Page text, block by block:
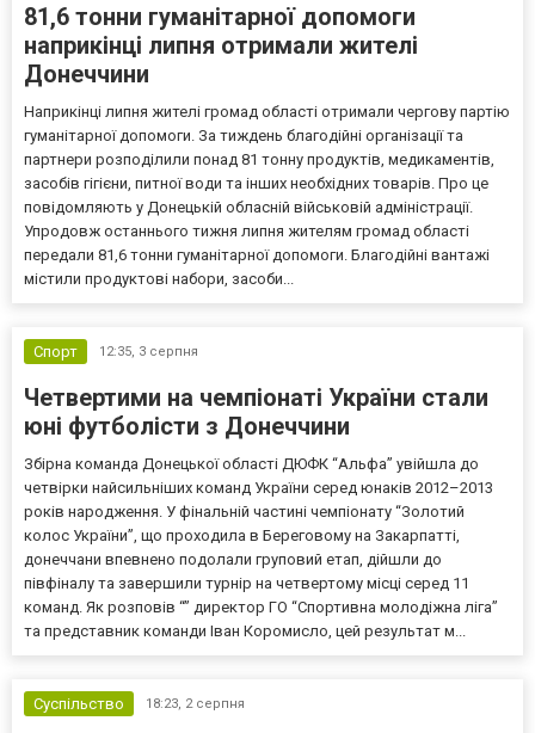
81,6 тонни гуманітарної допомоги
наприкінці липня отримали жителі
Донеччини
Наприкінці липня жителі громад області отримали чергову партію
гуманітарної допомоги. За тиждень благодійні організації та
партнери розподілили понад 81 тонну продуктів, медикаментів,
засобів гігієни, питної води та інших необхідних товарів. Про це
повідомляють у Донецькій обласній військовій адміністрації.
Упродовж останнього тижня липня жителям громад області
передали 81,6 тонни гуманітарної допомоги. Благодійні вантажі
містили продуктові набори, засоби...
Спорт 12:35, 3 серпня
Четвертими на чемпіонаті України стали
юні футболісти з Донеччини
Збірна команда Донецької області ДЮФК “Альфа” увійшла до
четвірки найсильніших команд України серед юнаків 2012–2013
років народження. У фінальній частині чемпіонату “Золотий
колос України”, що проходила в Береговому на Закарпатті,
донеччани впевнено подолали груповий етап, дійшли до
півфіналу та завершили турнір на четвертому місці серед 11
команд. Як розповів “” директор ГО “Спортивна молодіжна ліга”
та представник команди Іван Коромисло, цей результат м...
Суспільство 18:23, 2 серпня